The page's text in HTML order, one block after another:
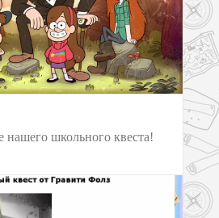
нашего школьного квеста!